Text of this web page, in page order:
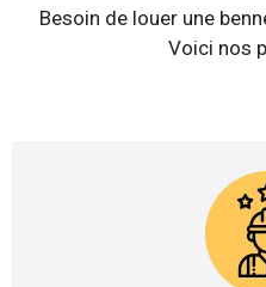
Besoin de louer une
Voici nos